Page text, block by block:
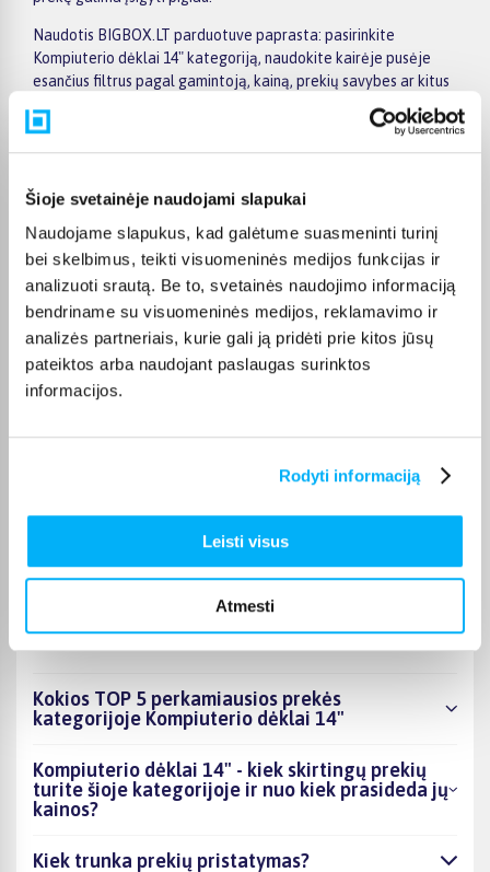
Šioje svetainėje naudojami slapukai
Naudojame slapukus, kad galėtume suasmeninti turinį
bei skelbimus, teikti visuomeninės medijos funkcijas ir
analizuoti srautą. Be to, svetainės naudojimo informaciją
bendriname su visuomeninės medijos, reklamavimo ir
analizės partneriais, kurie gali ją pridėti prie kitos jūsų
pateiktos arba naudojant paslaugas surinktos
informacijos.
Rodyti informaciją
Leisti visus
Atmesti
Naudotis BIGBOX.LT parduotuve paprasta: pasirinkite
Kompiuterio dėklai 14" kategoriją, naudokite kairėje pusėje
esančius filtrus pagal gamintoją, kainą, prekių savybes ar kitus
parametrus, palyginkite kelis modelius ir išsirinkite tinkamiausią
variantą. Prekių sąraše ir prekės puslapyje pateikiama
svarbiausia informacija, todėl galite greitai įvertinti techninius
patogiai apsipirkti internetu, neskubant ir palyginant skirtingus
Visoms prekėms nuo 150 Eur taikomas nemokamas 24 mėnesių
lizingas, todėl norimas prekes galima įsigyti išsimokėtinai.
Pristatymas visoje Lietuvoje į paštomatus kainuoja nuo 2,29 €,
o užsakymams nuo 499 € pristatymas į paštomatą nemokamas;
kurjerio pristatymas – nuo 2,99 €. Sandėlyje esančios prekės
paprastai pristatomos per 1–2 darbo dienas, o tikslus
kiekvienos prekės pristatymo terminas nurodytas jos
pristatysime per nurodytą terminą, o jei pageidausite
DUK
Kokios TOP 5 perkamiausios prekės
kategorijoje Kompiuterio dėklai 14"
Kompiuterio dėklai 14" - kiek skirtingų prekių
turite šioje kategorijoje ir nuo kiek prasideda jų
kainos?
Kiek trunka prekių pristatymas?